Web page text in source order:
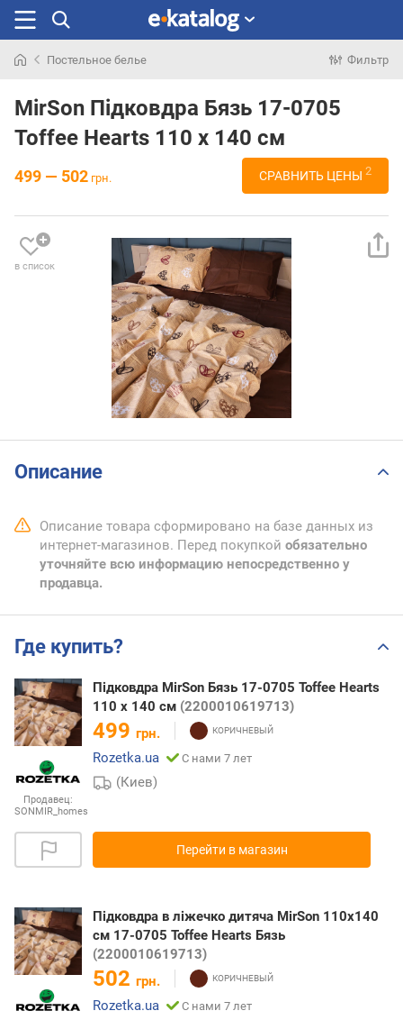
раньше
Постельное белье Фильтр
MirSon Підковдра Бязь 17-0705
Toffee Hearts 110 x 140 см
499 — 502 грн. СРАВНИТЬ ЦЕНЫ 2
в список
Описание
Описание товара сформировано на базе данных из
интернет-магазинов. Перед покупкой обязательно
уточняйте всю информацию непосредственно у
продавца.
Где купить?
Продавец:
SONMIR_homes
Підковдра MirSon Бязь 17-0705 Toffee Hearts
110 x 140 см (2200010619713)
499 грн.
Rozetka.ua
С нами 7 лет
(Киев)
Перейти в магазин
Підковдра в ліжечко дитяча MirSon 110x140
см 17-0705 Toffee Hearts Бязь
(2200010619713)
502 грн.
Rozetka.ua
С нами 7 лет